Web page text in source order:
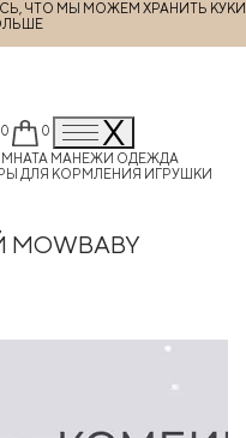
ЧТО МЫ МОЖЕМ ХРАНИТЬ КУКИ
0
0
МАНЕЖИ ОДЕЖДА
ДЛЯ КОРМЛЕНИЯ ИГРУШКИ